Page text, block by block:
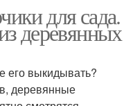
для сада.
деревянных
его выкидывать?
деревянные